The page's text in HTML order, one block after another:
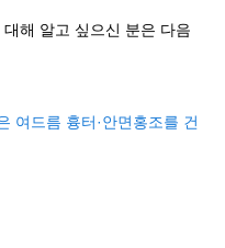
해 알고 싶으신 분은 다음
여드름 흉터·안면홍조를 건